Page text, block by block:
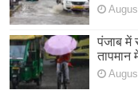
पंजाब में
तापमान